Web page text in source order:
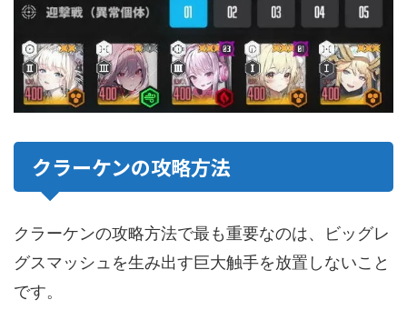
クラーケンの攻略方法
クラーケンの攻略方法で最も重要なのは、ビッグレ
グスマッシュを生み出す巨大触手を放置しないこと
です。